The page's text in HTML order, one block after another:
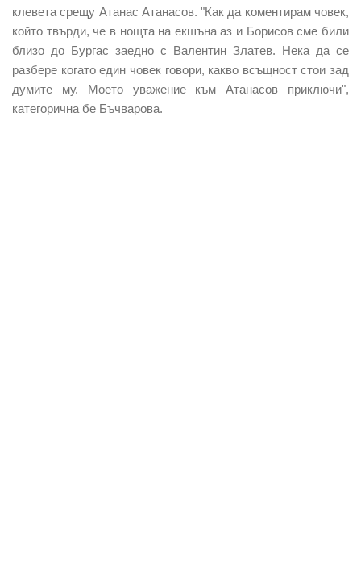
клевета срещу Атанас Атанасов. "Как да коментирам човек,
който твърди, че в нощта на екшъна аз и Борисов сме били
близо до Бургас заедно с Валентин Златев. Нека да се
разбере когато един човек говори, какво всъщност стои зад
думите му. Моето уважение към Атанасов приключи",
категорична бе Бъчварова.